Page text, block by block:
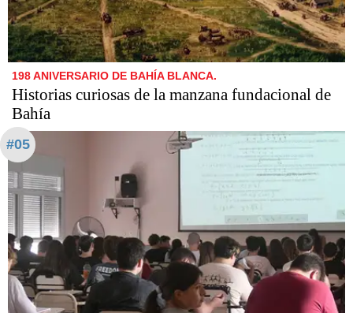
198 ANIVERSARIO DE BAHÍA BLANCA.
Historias curiosas de la manzana fundacional de
Bahía
#05